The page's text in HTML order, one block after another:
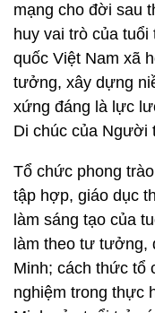
mạng cho đời sau
huy vai trò của
quốc Việt Nam xã
tưởng, xây dựng
xứng đáng là lực
Di chúc của Người
Tổ chức phong
tập hợp, giáo dục
làm sáng tạo của
làm theo tư tưởng,
Minh; cách thức tổ
nghiệm trong thực